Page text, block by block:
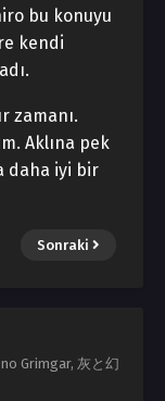
bu konuyu
kendi
zamanı.
Aklına pek
daha iyi bir
Sonraki
Grimgar, 灰と幻